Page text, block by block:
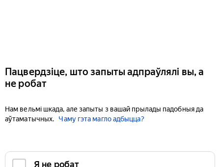
Пацвердзіце, што запыты адпраўлялі вы, а
не робат
Нам вельмі шкада, але запыты з вашай прылады падобныя да
аўтаматычных.
Чаму гэта магло адбыцца?
Я не робат